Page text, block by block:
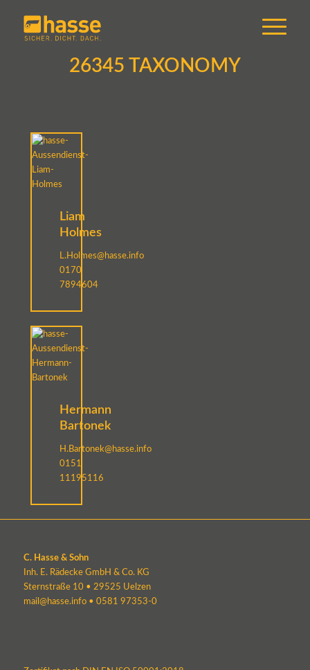
26345 TAXONOMY
Liam
Holmes
L.Holmes@hasse.info
0170
7894604
Hermann
Bartonek
H.Bartonek@hasse.info
0151
11195116
C. Hasse & Sohn
Inh. E. Rädecke GmbH & Co. KG
Sternstraße 10 • 29525 Uelzen
mail@hasse.info• 0581 97353-0